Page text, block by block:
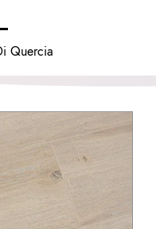
Quercia